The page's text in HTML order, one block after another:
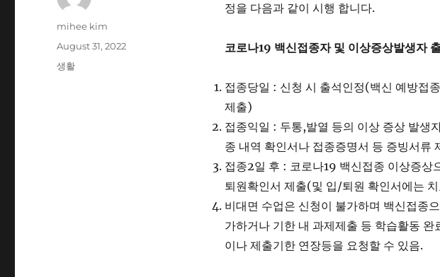
정을 다음과 같이 시행 합니다.
코로나19 백신접종자 및 이상증상발생자
접종당일 : 신청 시 출석인정(백신 예방접
제출)
접종익일 : 두통,발열 등의 이상 증상 발생
종 내역 확인서나 접종증명서 등 증빙서류
접종2일 후 : 코로나19 백신접종 이상증
퇴원확인서 제출(및 입/퇴원 확인서에는
비대면 수업은 신청이 불가하며 백신접종
가하거나 기한 내 과제제출 등 학습활동
이나 제출기한 연장등을 요청할 수 있음.
Author
mihee kim
Posted
on
August 31, 2022
Categories
생활